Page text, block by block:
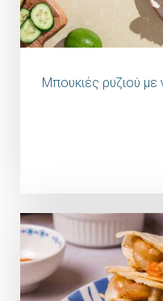
Μπουκιές ρυζιού με